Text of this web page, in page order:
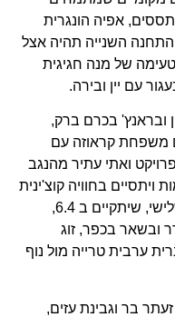
אפיה הונגרית
השנייה תהיה אצל
של מנה חגיגית
עם יין ובירה.
יין ובראנץ' בכרם ברק,
קראוזה עם
ואתי עתיר מהנגב
בחוויה קוצ'ינית
במשק אליהו בכפר אוריה. הסיור השלישי, שיתקיים ב 6.4,
בכפר, זוג
ערבית טרייה מול נוף
בר וגבינת עזים,